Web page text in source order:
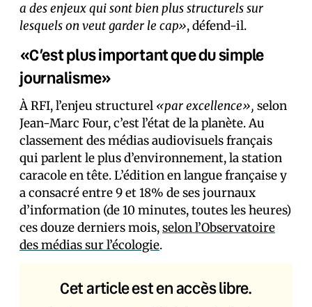
a des enjeux qui sont bien plus structurels sur
lesquels on veut garder le cap», défend-il.
«C’est plus important que du simple
journalisme»
À RFI, l’enjeu structurel «par excellence», selon
Jean-Marc Four, c’est l’état de la planète. Au
classement des médias audiovisuels français
qui parlent le plus d’environnement, la station
caracole en tête. L’édition en langue française y
a consacré entre 9 et 18% de ses journaux
d’information (de 10 minutes, toutes les heures)
ces douze derniers mois,selon l’Observatoire
des médias sur l’écologie.
Cet article est en accès libre.